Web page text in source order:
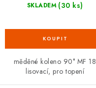
SKLADEM (30 ks)
měděné koleno 90° MF 18
lisovací, pro topení